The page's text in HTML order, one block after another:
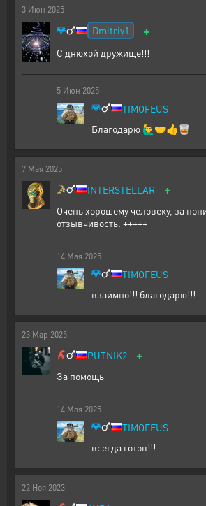
3 Июн 2025
Dmitriy1 +
С днюхой дружище!!!
5 Июн 2025
TIMOFEUS
Благодарю 🙋‍♂️🤝👍🥃
7 Мая 2025
INTERSTELLAR +
Очень хорошему человеку, за
отзывчивость. +++++
14 Мая 2025
TIMOFEUS
взаимно!!! благодарю!!!
23 Мар 2025
PUTNIK2 +
За помощь
14 Мая 2025
TIMOFEUS
всегда готов!!!
22 Ноя 2023